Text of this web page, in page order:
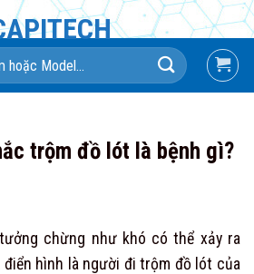
trộm đồ lót là bệnh gì?
chừng như khó có thể xảy ra
hình là người đi trộm đồ lót của